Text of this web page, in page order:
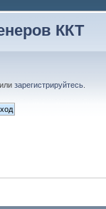
ККТ
зарегистрируйтесь.